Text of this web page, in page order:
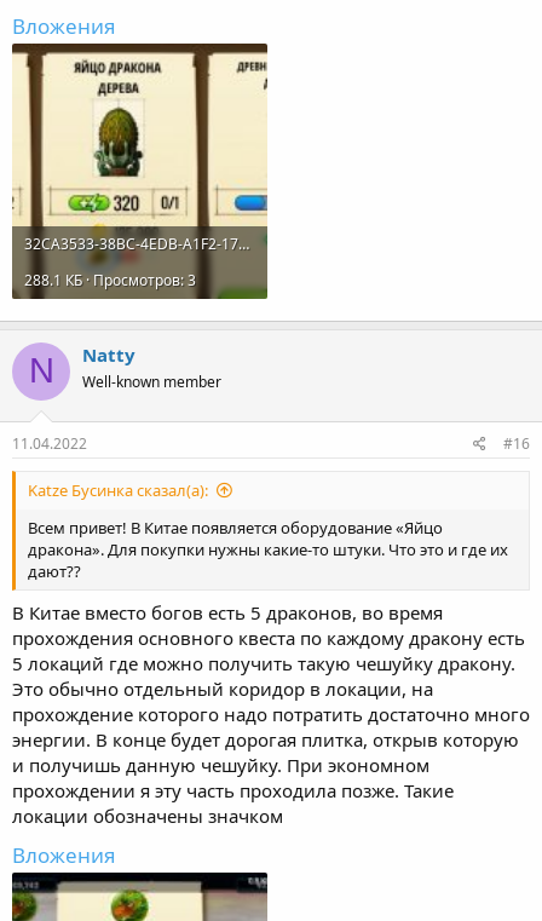
Вложения
32CA3533-38BC-4EDB-A1F2-172C20F2AB19.jpeg
288.1 КБ · Просмотров: 3
N Natty
Well-known member
11.04.2022 #16
Katze Бусинка сказал(а):
Всем привет! В Китае появляется оборудование «Яйцо
дракона». Для покупки нужны какие-то штуки. Что это и где их
дают??
В Китае вместо богов есть 5 драконов, во время
прохождения основного квеста по каждому дракону есть
5 локаций где можно получить такую чешуйку дракону.
Это обычно отдельный коридор в локации, на
прохождение которого надо потратить достаточно много
энергии. В конце будет дорогая плитка, открыв которую
и получишь данную чешуйку. При экономном
прохождении я эту часть проходила позже. Такие
локации обозначены значком
Вложения